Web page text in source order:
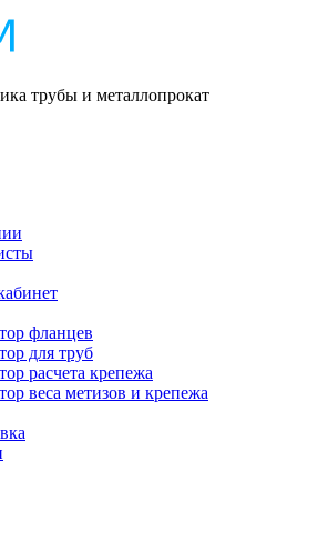
трубы и металлопрокат
фланцев
для труб
расчета крепежа
веса метизов и крепежа